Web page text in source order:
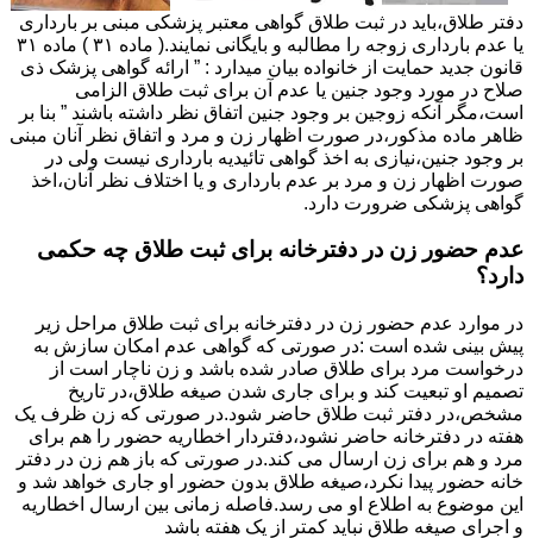
دفتر طلاق،باید در ثبت طلاق گواهی معتبر پزشکی مبنی بر بارداری
یا عدم بارداری زوجه را مطالبه و بایگانی نمایند.( ماده ۳۱ ) ماده ۳۱
قانون جدید حمایت از خانواده بیان میدارد : ” ارائه گواهی پزشک ذی
صلاح در مورد وجود جنین یا عدم آن برای ثبت طلاق الزامی
است،مگر آنکه زوجین بر وجود جنین اتفاق نظر داشته باشند ” بنا بر
ظاهر ماده مذکور،در صورت اظهار زن و مرد و اتفاق نظر آنان مبنی
بر وجود جنین،نیازی به اخذ گواهی تائیدیه بارداری نیست ولی در
صورت اظهار زن و مرد بر عدم بارداری و یا اختلاف نظر آنان،اخذ
گواهی پزشکی ضرورت دارد.
عدم حضور زن در دفترخانه برای ثبت طلاق چه حکمی
دارد؟
در موارد عدم حضور زن در دفترخانه برای ثبت طلاق مراحل زیر
پیش بینی شده است :در صورتی که گواهی عدم امکان سازش به
درخواست مرد برای طلاق صادر شده باشد و زن ناچار است از
تصمیم او تبعیت کند و برای جاری شدن صیغه طلاق،در تاریخ
مشخص،در دفتر ثبت طلاق حاضر شود.در صورتی که زن ظرف یک
هفته در دفترخانه حاضر نشود،دفتردار اخطاریه حضور را هم برای
مرد و هم برای زن ارسال می کند.در صورتی که باز هم زن در دفتر
خانه حضور پیدا نکرد،صیغه طلاق بدون حضور او جاری خواهد شد و
این موضوع به اطلاع او می رسد.فاصله زمانی بین ارسال اخطاریه
و اجرای صیغه طلاق نباید کمتر از یک هفته باشد